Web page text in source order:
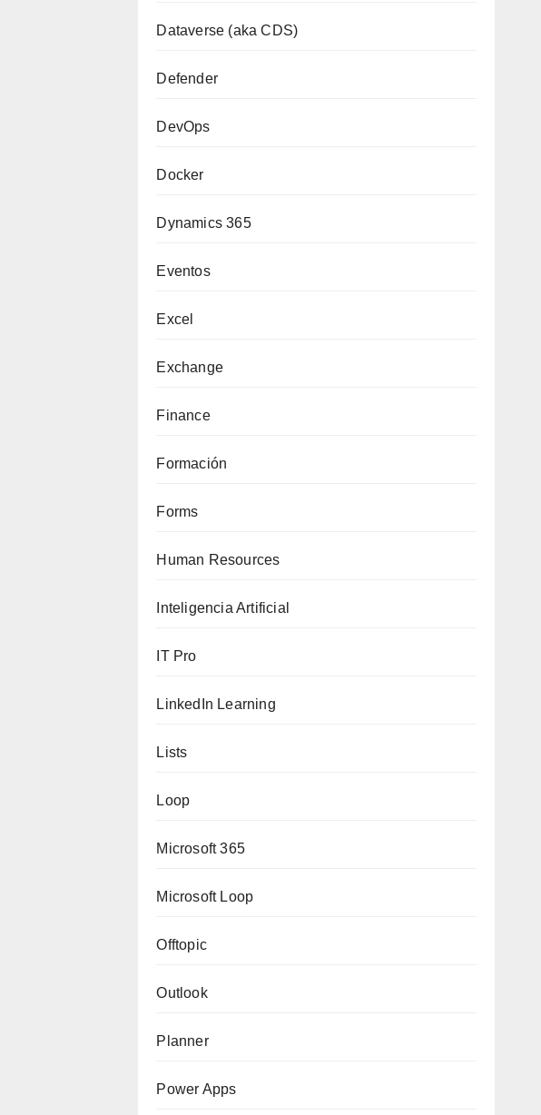
Dataverse (aka CDS)
Defender
DevOps
Docker
Dynamics 365
Eventos
Excel
Exchange
Finance
Formación
Forms
Human Resources
Inteligencia Artificial
IT Pro
LinkedIn Learning
Lists
Loop
Microsoft 365
Microsoft Loop
Offtopic
Outlook
Planner
Power Apps